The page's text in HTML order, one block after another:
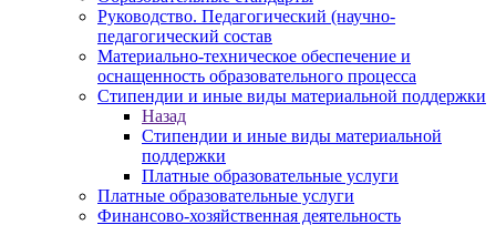
Руководство. Педагогический (научно-
педагогический состав
Материально-техническое обеспечение и
оснащенность образовательного процесса
Стипендии и иные виды материальной поддержки
Назад
Стипендии и иные виды материальной
поддержки
Платные образовательные услуги
Платные образовательные услуги
Финансово-хозяйственная деятельность